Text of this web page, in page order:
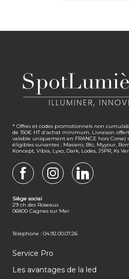
* Offres et codes promotionnels non
de 150€ HT d'achat minimum. Livraison
valable uniquement en FRANCE hors Corse)
éligibles suivantes : Masiero, Btc, Myyour,
Koncept, Vibia, Lyxo, Dark, Lodes, JSPR, Ks
Siège social
29 ch des Roseaux
06800 Cagnes sur Mer
Téléphone : 04.92.00.07.26
Service Pro
Les avantages de la led